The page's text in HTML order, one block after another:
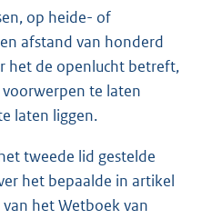
op heide- of
afstand van honderd
het de openlucht betreft,
te laten
laten liggen.
tweede lid gestelde
het bepaalde in artikel
het Wetboek van